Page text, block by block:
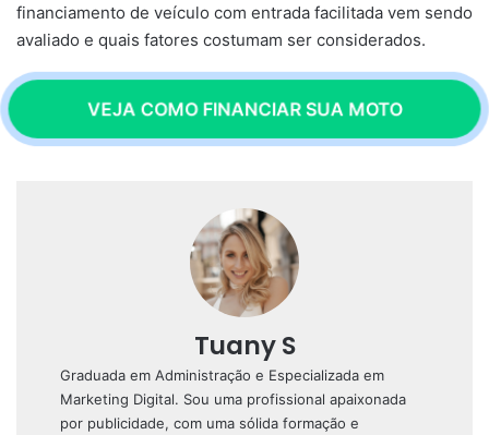
financiamento de veículo com entrada facilitada vem sendo
avaliado e quais fatores costumam ser considerados.
VEJA COMO FINANCIAR SUA MOTO
Tuany S
Graduada em Administração e Especializada em
Marketing Digital. Sou uma profissional apaixonada
por publicidade, com uma sólida formação e